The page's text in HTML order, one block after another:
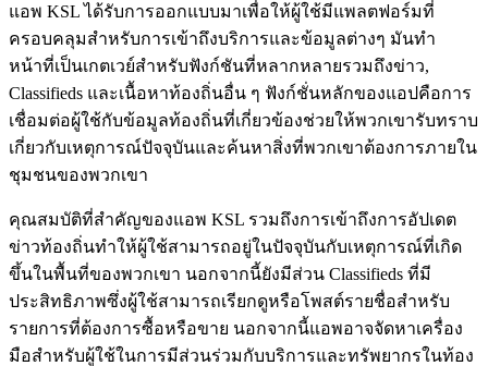
แอพ KSL ได้รับการออกแบบมาเพื่อให้ผู้ใช้มีแพลตฟอร์มที่
ครอบคลุมสำหรับการเข้าถึงบริการและข้อมูลต่างๆ มันทำ
หน้าที่เป็นเกตเวย์สำหรับฟังก์ชันที่หลากหลายรวมถึงข่าว,
Classifieds และเนื้อหาท้องถิ่นอื่น ๆ ฟังก์ชั่นหลักของแอปคือการ
เชื่อมต่อผู้ใช้กับข้อมูลท้องถิ่นที่เกี่ยวข้องช่วยให้พวกเขารับทราบ
เกี่ยวกับเหตุการณ์ปัจจุบันและค้นหาสิ่งที่พวกเขาต้องการภายใน
ชุมชนของพวกเขา
คุณสมบัติที่สำคัญของแอพ KSL รวมถึงการเข้าถึงการอัปเดต
ข่าวท้องถิ่นทำให้ผู้ใช้สามารถอยู่ในปัจจุบันกับเหตุการณ์ที่เกิด
ขึ้นในพื้นที่ของพวกเขา นอกจากนี้ยังมีส่วน Classifieds ที่มี
ประสิทธิภาพซึ่งผู้ใช้สามารถเรียกดูหรือโพสต์รายชื่อสำหรับ
รายการที่ต้องการซื้อหรือขาย นอกจากนี้แอพอาจจัดหาเครื่อง
มือสำหรับผู้ใช้ในการมีส่วนร่วมกับบริการและทรัพยากรในท้อง